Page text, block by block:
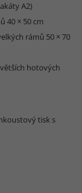
A2)
40 × 50 cm
rámů 50 × 70
hotových
tisk s